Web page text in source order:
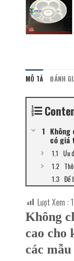
MÔ TẢ ĐÁNH
Không
có giá
Ưu
Để
Lượt Xem :
Không
cao cho
các